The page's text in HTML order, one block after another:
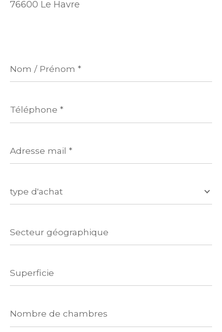
76600 Le Havre
/
Prénom
*
*
mail
*
type d'achat
géographique
de
chambres